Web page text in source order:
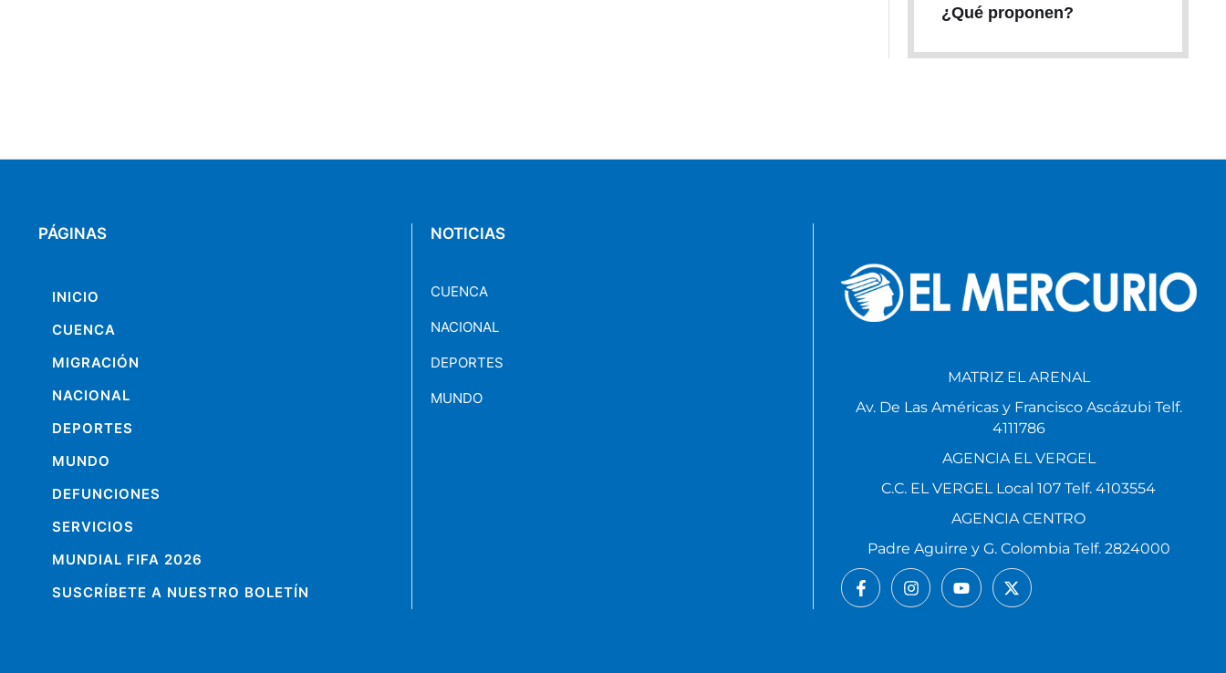
¿Qué proponen?
PÁGINAS
INICIO
CUENCA
MIGRACIÓN
NACIONAL
DEPORTES
MUNDO
DEFUNCIONES
SERVICIOS
MUNDIAL FIFA 2026
SUSCRÍBETE A NUESTRO BOLETÍN
NOTICIAS
CUENCA
NACIONAL
DEPORTES
MUNDO
MATRIZ EL ARENAL
Av. De Las Américas y Francisco Ascázubi Telf.
4111786
AGENCIA EL VERGEL
C.C. EL VERGEL Local 107 Telf. 4103554
AGENCIA CENTRO
Padre Aguirre y G. Colombia Telf. 2824000